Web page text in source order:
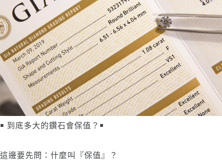
￭ 到底多大的鑽石會保值？￭
這邊要先問：什麼叫『保值』？